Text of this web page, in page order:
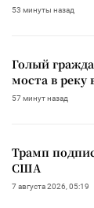
53 минуты назад
Голый
моста в
57 минут назад
Трамп
США
7 августа 2026, 05:19